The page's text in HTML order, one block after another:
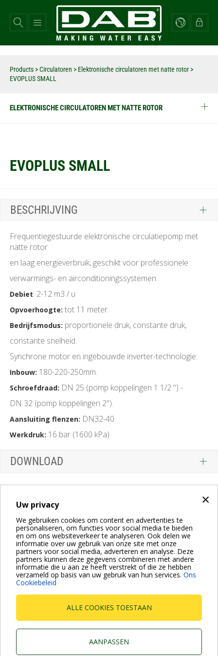
×
Uw privacy
We gebruiken cookies om content en advertenties te
personaliseren, om functies voor social media te bieden
en om ons websiteverkeer te analyseren. Ook delen we
informatie over uw gebruik van onze site met onze
partners voor social media, adverteren en analyse. Deze
partners kunnen deze gegevens combineren met andere
informatie die u aan ze heeft verstrekt of die ze hebben
verzameld op basis van uw gebruik van hun services. Ons
Cookiebeleid
ALLE COOKIES TOESTAAN
AANPASSEN
naar
Products >Circulatoren > Elektronische circulatoren met natte rotor >
EVOPLUS SMALL
ELEKTRONISCHE CIRCULATOREN MET NATTE ROTOR
EVOPLUS SMALL
BESCHRIJVING
Frequentiegestuurde elektronische circulatiepomp met
natte rotor
en laag energieverbruik, geschikt voor professionele
verwarmings- en airconditioningssystemen.
Debiet: 2-12 m3 / u
Opvoerhoogte: tot 11 meter.
Bedrijfsmodus: proportionele druk, constante druk,
constante snelheid.
Synchrone motor en ingebouwde inverter-technologie.
Inbouw: 180-220-250mm.
Schroefdraad: DN 25 (pomp koppelingen 1 1/2 ") -
DN 32 (pomp koppelingen 2").
Aansluiting flenzen: DN32-40.
Werkdruk: 16 bar (1600 kPa).
DOWNLOAD
Italy Tel. +39.049.5125000 Fax +39.049.5125950
P.I. 03675230282 - R.E.A. Padova N. 328200- Cap. Soc.